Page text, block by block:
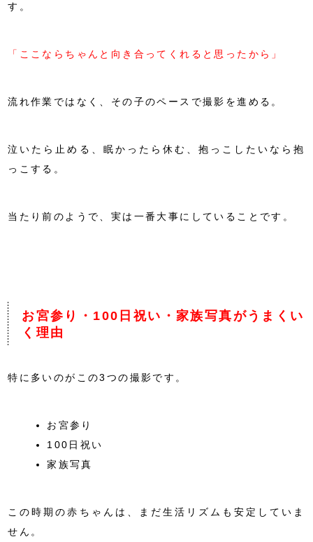
す。
「ここならちゃんと向き合ってくれると思ったから」
流れ作業ではなく、その子のペースで撮影を進める。
泣いたら止める、眠かったら休む、抱っこしたいなら抱
っこする。
当たり前のようで、実は一番大事にしていることです。
お宮参り・100日祝い・家族写真がうまくい
く理由
特に多いのがこの3つの撮影です。
お宮参り
100日祝い
家族写真
この時期の赤ちゃんは、まだ生活リズムも安定していま
せん。